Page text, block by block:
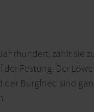
zählt sie
Festung. Der
der Burgfried sind